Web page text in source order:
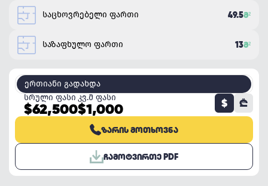
საცხოვრებელი ფართი 49.5Მ²
საზაფხულო ფართი 13Მ²
ერთიანი გადახდა
სრული ფასი
$62,500
კვ.მ ფასი
$1,000 $ ₾
ᲖᲐᲠᲘᲡ ᲛᲝᲗᲮᲝᲕᲜᲐ
ᲩᲐᲛᲝᲢᲕᲘᲠᲗᲔ PDF